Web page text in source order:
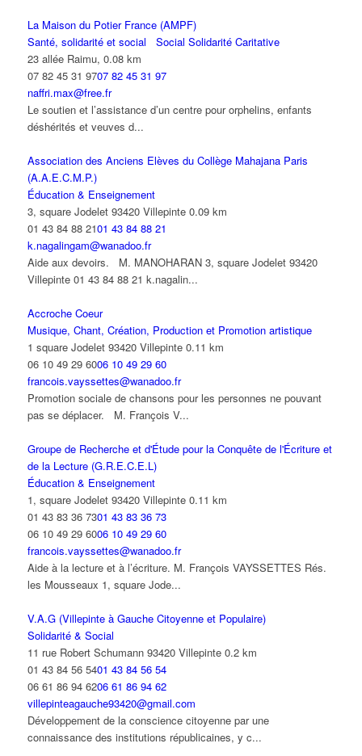
La Maison du Potier France (AMPF)
Santé, solidarité et social
Social Solidarité Caritative
23 allée Raimu, 0.08 km
07 82 45 31 9707 82 45 31 97
naffri.max@free.fr
Le soutien et l’assistance d’un centre pour orphelins, enfants
déshérités et veuves d...
Association des Anciens Elèves du Collège Mahajana Paris
(A.A.E.C.M.P.)
Éducation & Enseignement
3, square Jodelet 93420 Villepinte 0.09 km
01 43 84 88 2101 43 84 88 21
k.nagalingam@wanadoo.fr
Aide aux devoirs. M. MANOHARAN 3, square Jodelet 93420
Villepinte 01 43 84 88 21 k.nagalin...
Accroche Coeur
Musique, Chant, Création, Production et Promotion artistique
1 square Jodelet 93420 Villepinte 0.11 km
06 10 49 29 6006 10 49 29 60
francois.vayssettes@wanadoo.fr
Promotion sociale de chansons pour les personnes ne pouvant
pas se déplacer. M. François V...
Groupe de Recherche et d'Étude pour la Conquête de l'Écriture et
de la Lecture (G.R.E.C.E.L)
Éducation & Enseignement
1, square Jodelet 93420 Villepinte 0.11 km
01 43 83 36 7301 43 83 36 73
06 10 49 29 6006 10 49 29 60
francois.vayssettes@wanadoo.fr
Aide à la lecture et à l’écriture. M. François VAYSSETTES Rés.
les Mousseaux 1, square Jode...
V.A.G (Villepinte à Gauche Citoyenne et Populaire)
Solidarité & Social
11 rue Robert Schumann 93420 Villepinte 0.2 km
01 43 84 56 5401 43 84 56 54
06 61 86 94 6206 61 86 94 62
villepinteagauche93420@gmail.com
Développement de la conscience citoyenne par une
connaissance des institutions républicaines, y c...